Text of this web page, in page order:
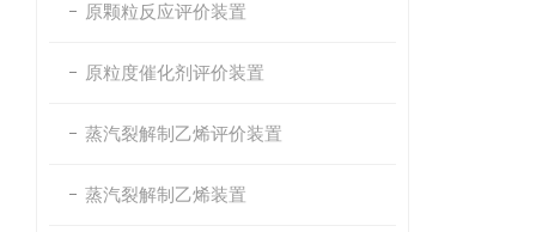
原颗粒反应评价装置
原粒度催化剂评价装置
蒸汽裂解制乙烯评价装置
蒸汽裂解制乙烯装置